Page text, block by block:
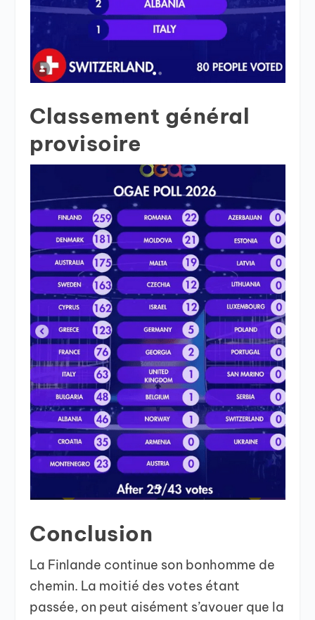
Classement général
provisoire
Conclusion
La Finlande continue son bonhomme de
chemin. La moitié des votes étant
passée, on peut aisément s’avouer que la